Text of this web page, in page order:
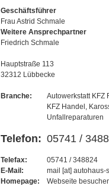
Geschäftsführer
Frau Astrid Schmale
Weitere Ansprechpartner
Friedrich Schmale
Hauptstraße 113
32312 Lübbecke
Branche:
Autowerkstatt KFZ
KFZ Handel,
Unfallreparaturen
Telefon: 05741 /
Telefax:
05741 / 348824
E-Mail:
mail [at] autohaus-
Homepage:
Webseite